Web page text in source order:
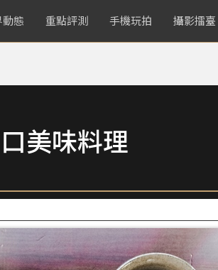
動態 重點評測 手機玩拍 攝影擂臺
美味料理